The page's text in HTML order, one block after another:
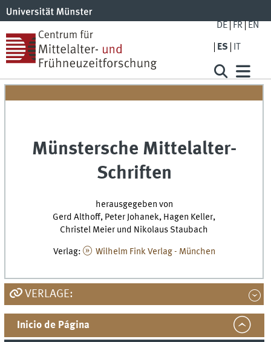
DE FR EN
ES IT
Münstersche Mittelalter-
Schriften
herausgegeben von
Gerd Althoff, Peter Johanek, Hagen Keller,
Christel Meier und Nikolaus Staubach
Verlag: Wilhelm Fink Verlag - München
VERLAGE:
Inicio de Página